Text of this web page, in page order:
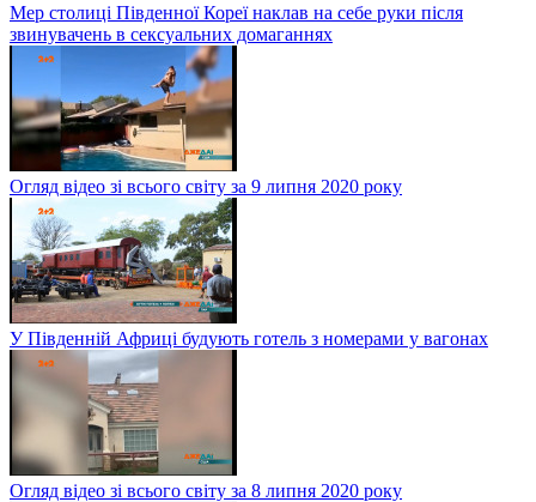
Мер столиці Південної Кореї наклав на себе руки після
звинувачень в сексуальних домаганнях
Огляд відео зі всього світу за 9 липня 2020 року
У Південній Африці будують готель з номерами у вагонах
Огляд відео зі всього світу за 8 липня 2020 року